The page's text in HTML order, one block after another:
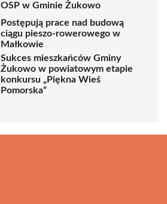
OSP w Gminie Żukowo
Postępują prace nad budową
ciągu pieszo-rowerowego w
Małkowie
Sukces mieszkańców Gminy
Żukowo w powiatowym etapie
konkursu „Piękna Wieś
Pomorska”